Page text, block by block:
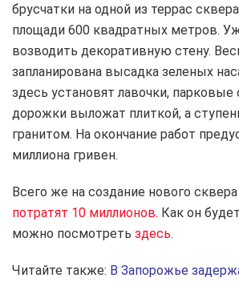
брусчатки на одной из террас
площади 600 квадратных метров.
возводить декоративную стену.
запланирована высадка зеленых
здесь установят лавочки, парковые
дорожки выложат плиткой, а
гранитом. На окончание работ
миллиона гривен.
Всего же на создание нового
потратят 10 миллионов. Как он
можно посмотреть здесь.
Читайте также: В Запорожье